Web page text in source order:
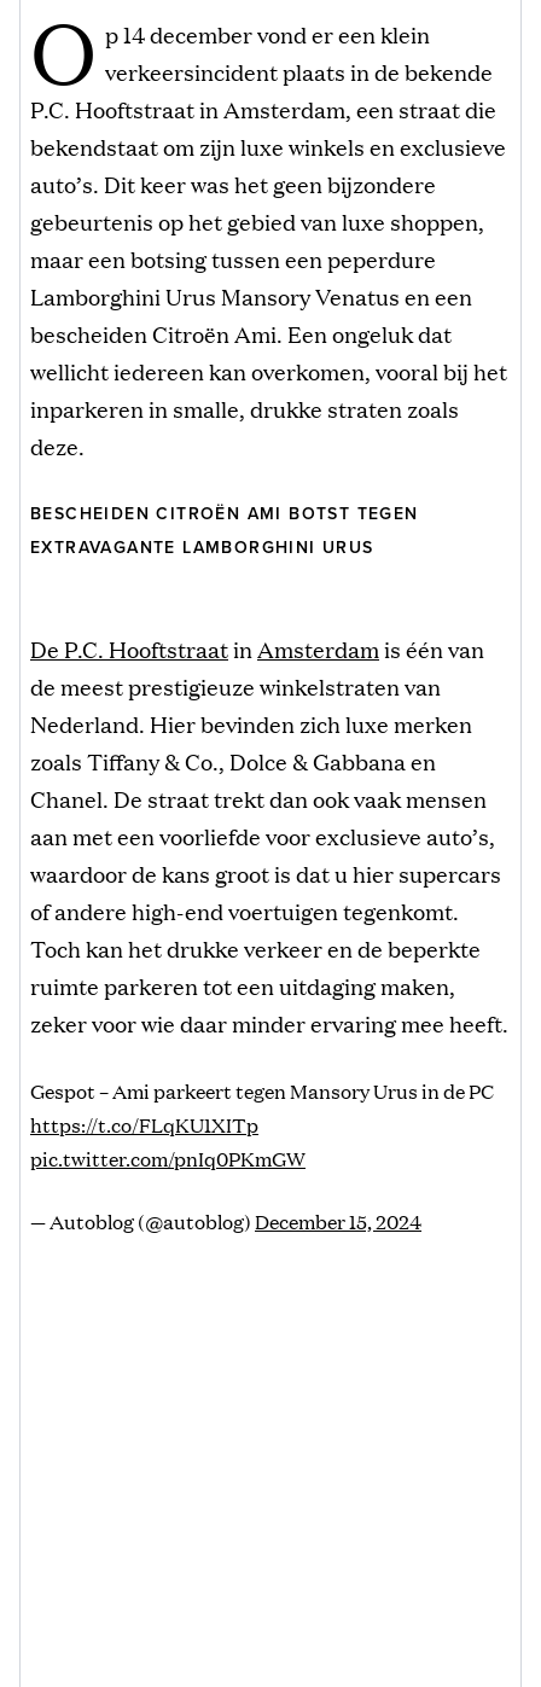
O p 14 december vond er een klein
verkeersincident plaats in de bekende
P.C. Hooftstraat in Amsterdam, een straat die
bekendstaat om zijn luxe winkels en exclusieve
auto’s. Dit keer was het geen bijzondere
gebeurtenis op het gebied van luxe shoppen,
maar een botsing tussen een peperdure
Lamborghini Urus Mansory Venatus en een
bescheiden Citroën Ami. Een ongeluk dat
wellicht iedereen kan overkomen, vooral bij het
inparkeren in smalle, drukke straten zoals
deze.
BESCHEIDEN CITROËN AMI BOTST TEGEN
EXTRAVAGANTE LAMBORGHINI URUS
De P.C. Hooftstraatin Amsterdamis één van
de meest prestigieuze winkelstraten van
Nederland. Hier bevinden zich luxe merken
zoals Tiffany & Co., Dolce & Gabbana en
Chanel. De straat trekt dan ook vaak mensen
aan met een voorliefde voor exclusieve auto’s,
waardoor de kans groot is dat u hier supercars
of andere high-end voertuigen tegenkomt.
Toch kan het drukke verkeer en de beperkte
ruimte parkeren tot een uitdaging maken,
zeker voor wie daar minder ervaring mee heeft.
Gespot – Ami parkeert tegen Mansory Urus in de PC
https://t.co/FLqKU1XITp
pic.twitter.com/pnIq0PKmGW
— Autoblog (@autoblog)December 15, 2024